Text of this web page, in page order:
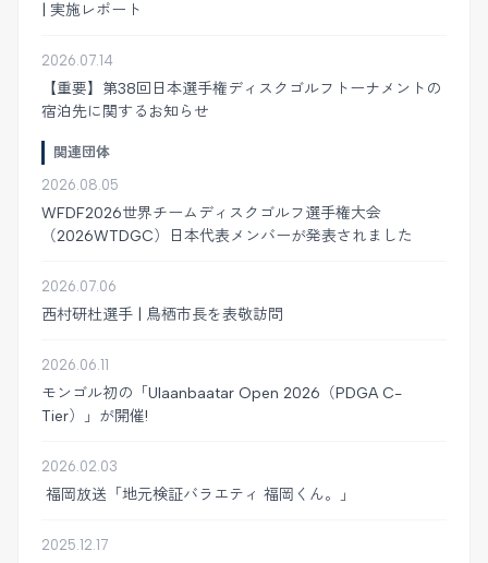
| 実施レポート
2026.07.14
【重要】第38回日本選手権ディスクゴルフトーナメントの
宿泊先に関するお知らせ
関連団体
2026.08.05
WFDF2026世界チームディスクゴルフ選手権大会
（2026WTDGC）日本代表メンバーが発表されました
2026.07.06
西村研杜選手 | 鳥栖市長を表敬訪問
2026.06.11
モンゴル初の「Ulaanbaatar Open 2026（PDGA C-
Tier）」が開催!
2026.02.03
福岡放送「地元検証バラエティ 福岡くん。」
2025.12.17